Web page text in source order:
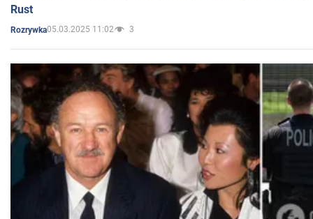
Rust
Rozrywka05.03.2025 11:02 3